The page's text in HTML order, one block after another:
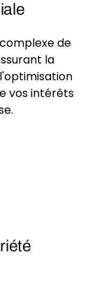
de
la
vos intérêts